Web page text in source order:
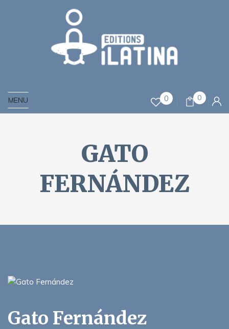
MENU 0 0
GATO
FERNÁNDEZ
Gato Fernández